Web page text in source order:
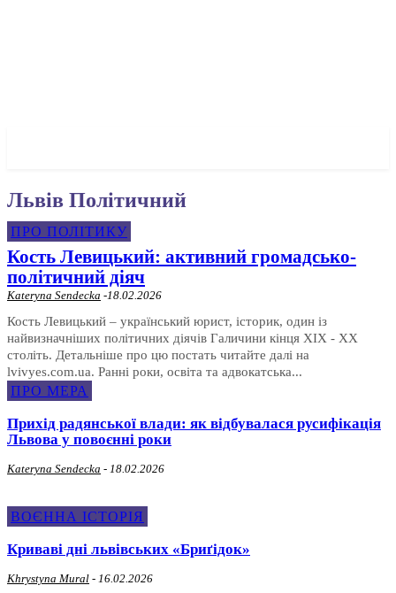
Львів Політичний
ПРО ПОЛІТИКУ
Кость Левицький: активний громадсько-
політичний діяч
Kateryna Sendecka -18.02.2026
Кость Левицький – український юрист, історик, один із
найвизначніших політичних діячів Галичини кінця XIX - XX
століть. Детальніше про цю постать читайте далі на
lvivyes.com.ua. Ранні роки, освіта та адвокатська...
ПРО МЕРА
Прихід радянської влади: як відбувалася русифікація
Львова у повоєнні роки
Kateryna Sendecka - 18.02.2026
ВОЄННА ІСТОРІЯ
Криваві дні львівських «Бриґідок»
Khrystyna Mural - 16.02.2026